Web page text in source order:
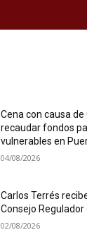
Cena con causa
recaudar fondos
vulnerables en
04/08/2026
Carlos Terrés
Consejo Regulador
02/08/2026